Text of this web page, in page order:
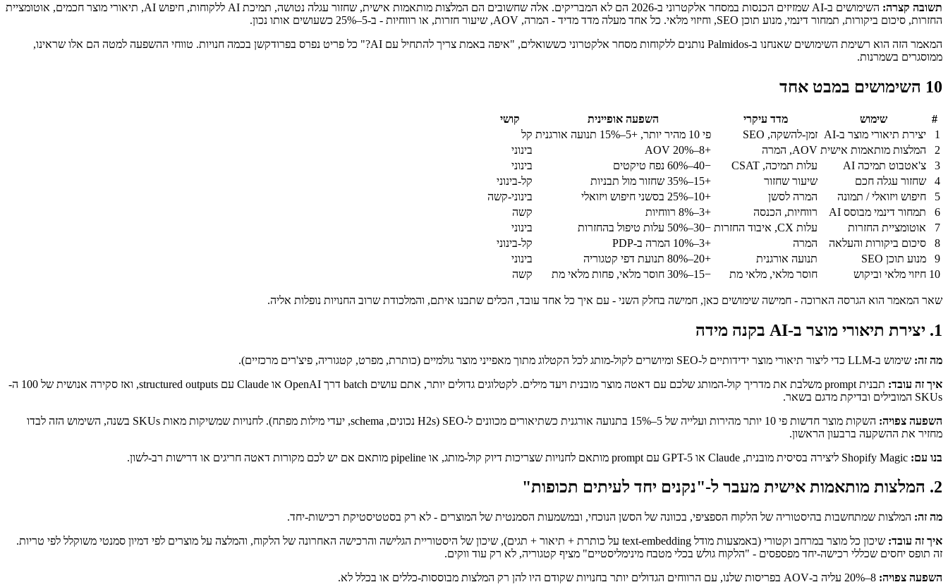
תשובה קצרה:
השימושים ב-AI שמזיזים הכנסות במסחר אלקטרוני ב-2026 הם לא המבריקים. אלה שחשובים הם המלצות מותאמות אישית, שחזור עגלה נטושה, תמיכת AI ללקוחות, חיפוש AI, תיאורי מוצר חכמים, אוטומציית
החזרות, סיכום ביקורות, תמחור דינמי, מנוע תוכן SEO, וחיזוי מלאי. כל אחד מעלה מדד מדיד - המרה, AOV, שיעור חזרות, או רווחיות - ב-5–25% כשעושים אותו נכון.
המאמר הזה הוא רשימת השימושים שאנחנו ב-Palmidos נותנים ללקוחות מסחר אלקטרוני כששואלים, "איפה באמת צריך להתחיל עם AI?" כל פריט נפרס בפרודקשן בכמה חנויות. טווחי ההשפעה למטה הם אלו שראינו,
ממוסגרים בשמרנות.
10 השימושים במבט אחד
# שימוש מדד עיקרי השפעה אופיינית
קושי
1
יצירת תיאורי מוצר ב-AI זמן-להשקה, SEO פי 10 מהיר יותר, +5–15% תנועה אורגנית
קל
2
המלצות מותאמות אישית AOV, המרה +8–20% AOV
בינוני
3
צ'אטבוט תמיכה AI עלות תמיכה, CSAT −40–60% נפח טיקטים
בינוני
4
שחזור עגלה חכם שיעור שחזור +15–35% שחזור מול תבניות
קל-בינוני
5
חיפוש ויזואלי / תמונה המרה לסשן +10–25% בסשני חיפוש ויזואלי
בינוני-קשה
6
תמחור דינמי מבוסס AI רווחיות, הכנסה +3–8% רווחיות
קשה
7
אוטומציית החזרות עלות CX, איבוד החזרות −30–50% עלות טיפול בהחזרות
בינוני
8
סיכום ביקורות והעלאה המרה +3–10% המרה ב-PDP
קל-בינוני
9
מנוע תוכן SEO תנועה אורגנית +20–80% תנועת דפי קטגוריה
בינוני
10 חיזוי מלאי וביקוש חוסר מלאי, מלאי מת −15–30% חוסר מלאי, פחות מלאי מת קשה
שאר המאמר הוא הגרסה הארוכה - חמישה שימושים כאן, חמישה בחלק השני - עם איך כל אחד עובד, הכלים שתבנו איתם, והמלכודת שרוב החנויות נופלות אליה.
1. יצירת תיאורי מוצר ב-AI בקנה מידה
מה זה: שימוש ב-LLM כדי ליצור תיאורי מוצר ידידותיים ל-SEO ומיושרים לקול-מותג לכל הקטלוג מתוך מאפייני מוצר גולמיים (כותרת, מפרט, קטגוריה, פיצ'רים מרכזיים).
איך זה עובד:
תבנית prompt משלבת את מדריך קול-המותג שלכם עם דאטה מוצר מובנית ויעד מילים. לקטלוגים גדולים יותר, אתם עושים batch דרך OpenAI או Claude עם structured outputs, ואז סקירה אנושית של 100 ה-
SKUs המובילים ובדיקת מדגם בשאר.
השפעה צפויה:
השקות מוצר חדשות פי 10 יותר מהירות ועלייה של 5–15% בתנועה אורגנית כשתיאורים מכוונים ל-SEO (H2s נכונים, schema, יעדי מילות מפתח). לחנויות שמשיקות מאות SKUs בשנה, השימוש הזה לבדו
מחזיר את ההשקעה ברבעון הראשון.
בנו עם:
2. המלצות מותאמות אישית מעבר ל-"נקנים יחד לעיתים תכופות"
מה זה: המלצות שמתחשבות בהיסטוריה של הלקוח הספציפי, בכוונה של הסשן הנוכחי, ובמשמעות הסמנטית של המוצרים - לא רק בסטטיסטיקת רכישות-יחד.
איך זה עובד:
שיכון כל מוצר במרחב וקטורי (באמצעות מודל text-embedding על כותרת + תיאור + תגים), שיכון של היסטוריית הגלישה והרכישה האחרונה של הלקוח, והמלצה על מוצרים לפי דמיון סמנטי משוקלל לפי טריות.
זה תופס יחסים שכללי רכישה-יחד מפספסים - "הלקוח גולש בכלי מטבח מינימליסטיים" מציף קטגוריה, לא רק עוד ווקים.
השפעה צפויה: